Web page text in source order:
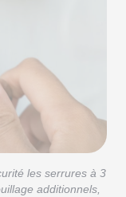
les serrures à 3
additionnels,